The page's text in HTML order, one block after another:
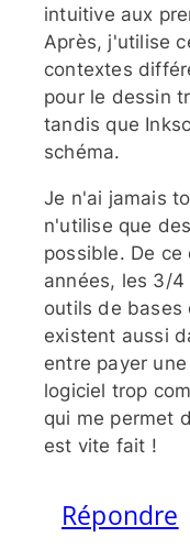
intuitive aux
Après, j'utilise
contextes
pour le dessin
tandis que
schéma.
Je n'ai jamais
n'utilise que
possible. De ce
années, les 3/​
outils de bases
existent aussi
entre payer
logiciel trop
qui me permet
est vite fait !
Répondre